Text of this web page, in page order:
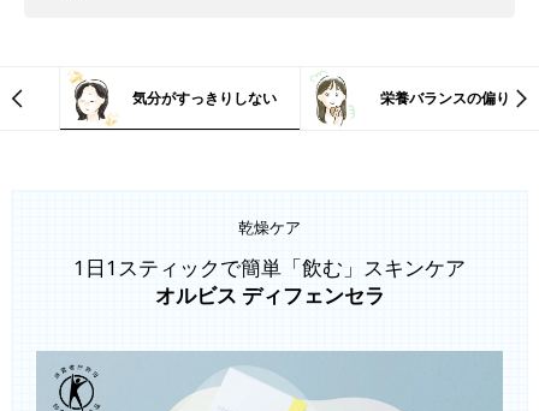
気分がすっきりしない 栄養バランスの偏り
乾燥ケア
1日1スティックで簡単「飲む」スキンケア
オルビス ディフェンセラ